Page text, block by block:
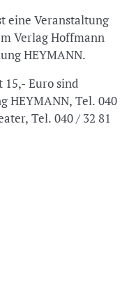
eine Veranstaltung
Verlag Hoffmann
HEYMANN.
Euro sind
HEYMANN, Tel. 040
Tel. 040 / 32 81